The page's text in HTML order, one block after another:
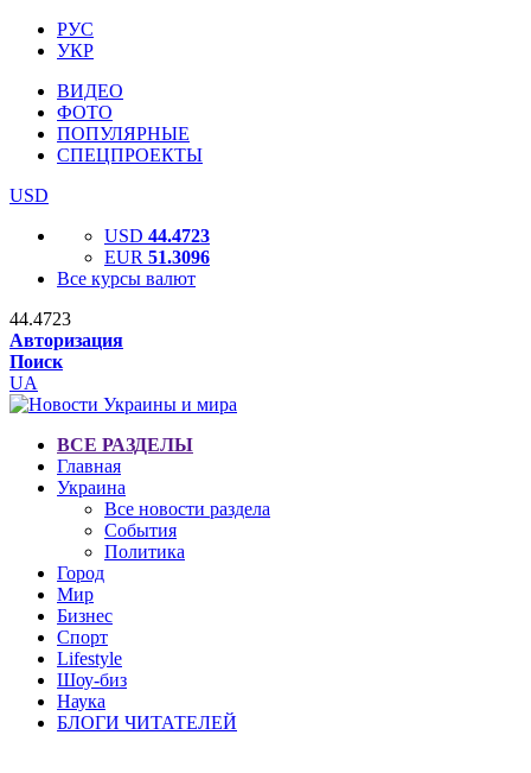
РУС
УКР
ВИДЕО
ФОТО
ПОПУЛЯРНЫЕ
СПЕЦПРОЕКТЫ
USD
USD 44.4723
EUR 51.3096
Все курсы валют
44.4723
Авторизация
Поиск
UA
ВСЕ РАЗДЕЛЫ
Главная
Украина
Все новости раздела
События
Политика
Город
Мир
Бизнес
Спорт
Lifestyle
Шоу-биз
Наука
БЛОГИ ЧИТАТЕЛЕЙ